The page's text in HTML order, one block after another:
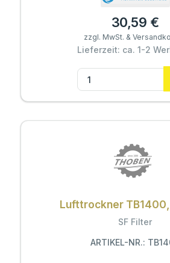
30,59 €
zzgl. MwSt. &
Lieferzeit: ca. 1-2
Lufttrockner
SF Filter
ARTIKEL-NR.: